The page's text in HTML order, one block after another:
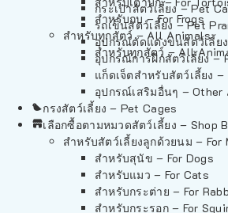
กระเป๋าสัตว์เลี้ยง – Pet
รถเข็นสัตว์เลี้ยง – Pet
อุปกรณ์ตัดแต่งขนสัตว์เลี้ย
อุปกรณ์การฝึกสัตว์เลี้ยง –
แก็ดเจ็ตสำหรับสัตว์เลี้ยง
อุปกรณ์เสริมอื่นๆ – Other
กรงสัตว์เลี้ยง – Pet Cages
เลือกซื้อตามหมวดสัตว์เลี้ยง – Shop
สำหรับสัตว์เลี้ยงลูกด้วยนม – For
สำหรับสุนัข – For Dogs
สำหรับแมว – For Cats
สำหรับกระต่าย – For
สำหรับกระรอก – For
สำหรับกบ – For Frogs
สำหรับทุกสัตว์ – All Animals
สำหรับทุกสัตว์ – All